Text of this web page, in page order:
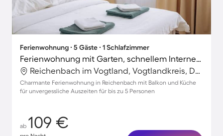
Ferienwohnung ∙ 5 Gäste ∙ 1 Schlafzimmer
Ferienwohnung mit Garten, schnellem Internet und Grill | Stadtblick
Reichenbach im Vogtland, Vogtlandkreis, Deutschland
Charmante Ferienwohnung in Reichenbach mit Balkon und Küche
für unvergessliche Auszeiten für bis zu 5 Personen
ab 109 €